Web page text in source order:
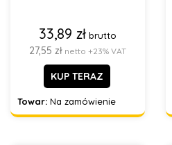
33,89 zł brutto
27,55 zł netto +23% VAT
KUP TERAZ
Towar: Na zamówienie